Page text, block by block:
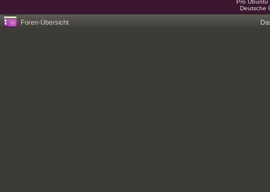
Pro
Deutsche
Foren-Übersicht